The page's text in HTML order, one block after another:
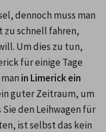
dennoch muss man
zu schnell fahren,
Um dies zu tun,
für einige Tage
in Limerick ein
guter Zeitraum, um
den Leihwagen für
ist selbst das kein